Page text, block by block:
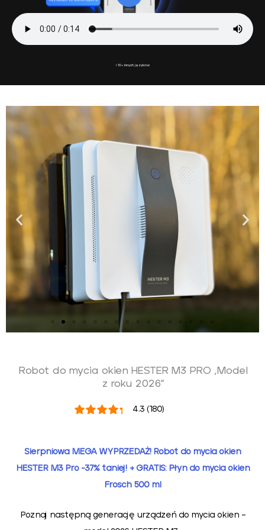
i 10+ innych języków
Robot do mycia okien HESTER M3 PRO „Model
z roku 2026”
4.3 (180)
Sierpniowa MEGA WYPRZEDAŻ! Robot do mycia okien
HESTER M3 Pro -37% taniej! + GRATIS: Płyn do mycia okien
Frosch 500 ml
Poznaj następną generację urządzeń do mycia okien –